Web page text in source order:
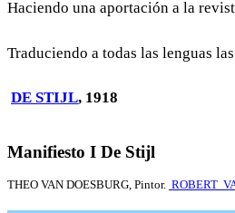
Haciendo una aportación a la
Traduciendo a todas las lenguas
DE STIJL, 1918
Manifiesto I De Stijl
THEO VAN DOESBURG, Pintor. ROBERT